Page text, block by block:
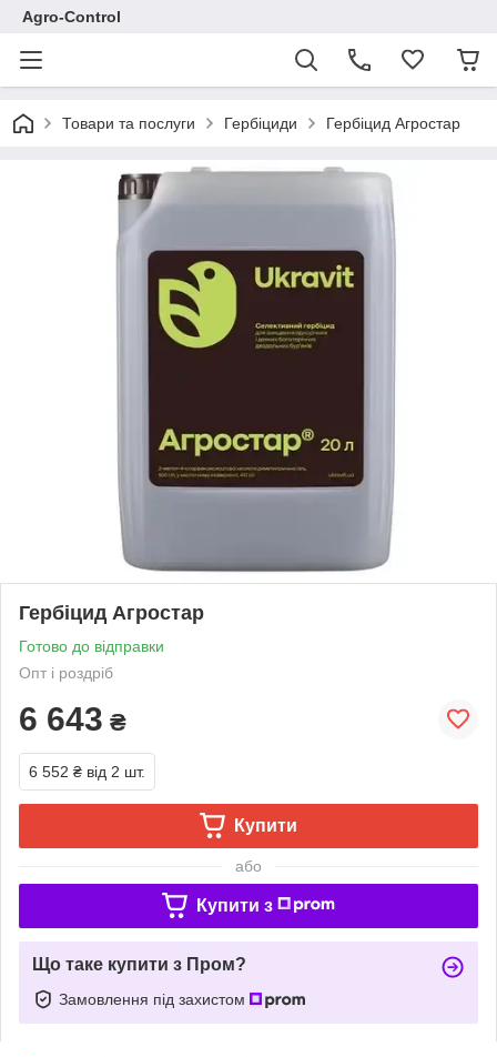
Agro-Control
Товари та послуги Гербіциди Гербіцид Агростар
Гербіцид Агростар
Готово до відправки
Опт і роздріб
6 643 ₴
6 552 ₴ від 2 шт.
Купити
або
Купити з
Що таке купити з Пром?
Замовлення під захистом